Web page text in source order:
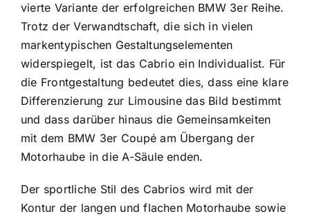
vierte Variante der erfolgreichen BMW 3er Reihe.
Trotz der Verwandtschaft, die sich in vielen
markentypischen Gestaltungselementen
widerspiegelt, ist das Cabrio ein Individualist. Für
die Frontgestaltung bedeutet dies, dass eine klare
Differenzierung zur Limousine das Bild bestimmt
und dass darüber hinaus die Gemeinsamkeiten
mit dem BMW 3er Coupé am Übergang der
Motorhaube in die A-Säule enden.
Der sportliche Stil des Cabrios wird mit der
Kontur der langen und flachen Motorhaube sowie